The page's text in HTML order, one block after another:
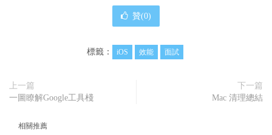
贊(0)
標籤： iOS 效能 面試
上一篇
一圖瞭解Google工具棧
下一篇
Mac 清理總結
相關推薦